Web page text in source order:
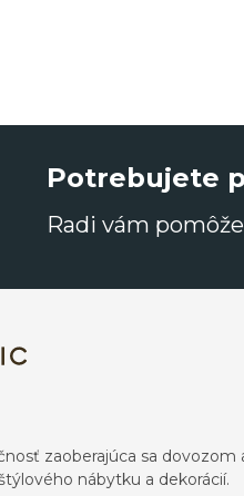
Potrebujete
Radi vám
zaoberajúca sa
nábytku a dekorácií.